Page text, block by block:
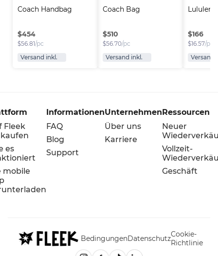
Coach Handbag
$454
$56.81/pc
Versand inkl.
Coach Bag
$510
$56.70/pc
Versand inkl.
$166
$16.57/pc
Versand
Fleek
es
mobile
Informationen
FAQ
Blog
Support
Unternehmen
Über uns
Karriere
Ressourcen
Neuer
Vollzeit-
Geschäft
BedingungenDatenschutzCookie-
Richtlinie